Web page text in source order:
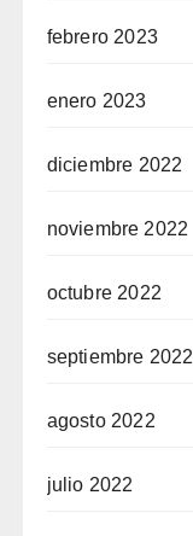
febrero 2023
enero 2023
diciembre 2022
noviembre 2022
octubre 2022
septiembre 2022
agosto 2022
julio 2022